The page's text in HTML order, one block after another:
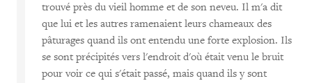
trouvé près du vieil homme et de son neveu. Il m'a dit
que lui et les autres ramenaient leurs chameaux des
pâturages quand ils ont entendu une forte explosion. Ils
se sont précipités vers l'endroit d'où était venu le bruit
pour voir ce qui s'était passé, mais quand ils y sont